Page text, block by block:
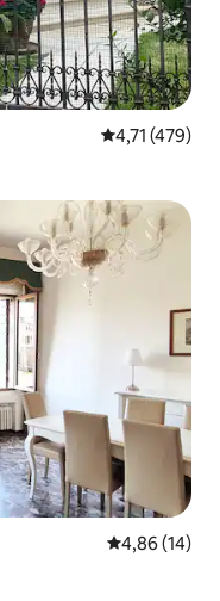
Gemiddelde
4,71 (479)
Gemiddelde
4,86 (14)